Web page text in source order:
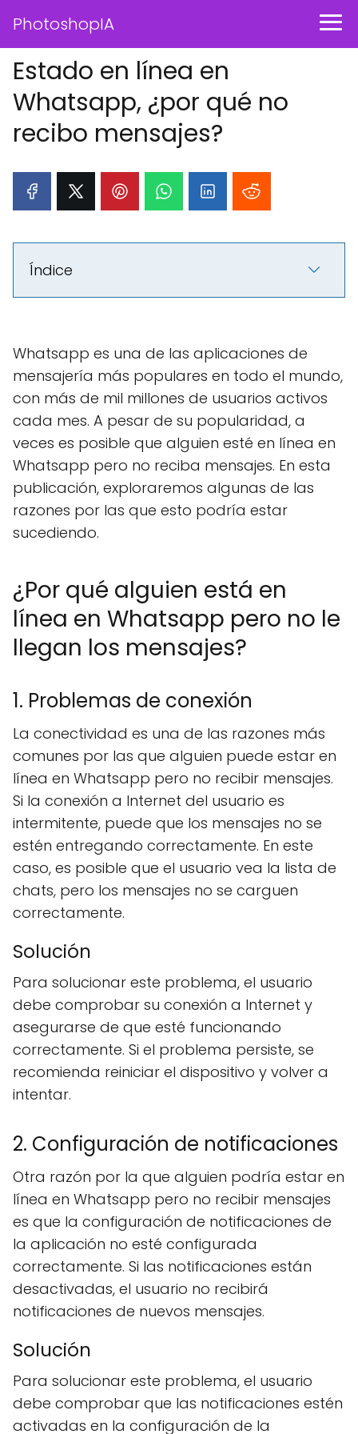
PhotoshopIA
Estado en línea en
Whatsapp, ¿por qué no
recibo mensajes?
Índice
Whatsapp es una de las aplicaciones de
mensajería más populares en todo el mundo,
con más de mil millones de usuarios activos
cada mes. A pesar de su popularidad, a
veces es posible que alguien esté en línea en
Whatsapp pero no reciba mensajes. En esta
publicación, exploraremos algunas de las
razones por las que esto podría estar
sucediendo.
¿Por qué alguien está en
línea en Whatsapp pero no le
llegan los mensajes?
1. Problemas de conexión
La conectividad es una de las razones más
comunes por las que alguien puede estar en
línea en Whatsapp pero no recibir mensajes.
Si la conexión a Internet del usuario es
intermitente, puede que los mensajes no se
estén entregando correctamente. En este
caso, es posible que el usuario vea la lista de
chats, pero los mensajes no se carguen
correctamente.
Solución
Para solucionar este problema, el usuario
debe comprobar su conexión a Internet y
asegurarse de que esté funcionando
correctamente. Si el problema persiste, se
recomienda reiniciar el dispositivo y volver a
intentar.
2. Configuración de notificaciones
Otra razón por la que alguien podría estar en
línea en Whatsapp pero no recibir mensajes
es que la configuración de notificaciones de
la aplicación no esté configurada
correctamente. Si las notificaciones están
desactivadas, el usuario no recibirá
notificaciones de nuevos mensajes.
Solución
Para solucionar este problema, el usuario
debe comprobar que las notificaciones estén
activadas en la configuración de la